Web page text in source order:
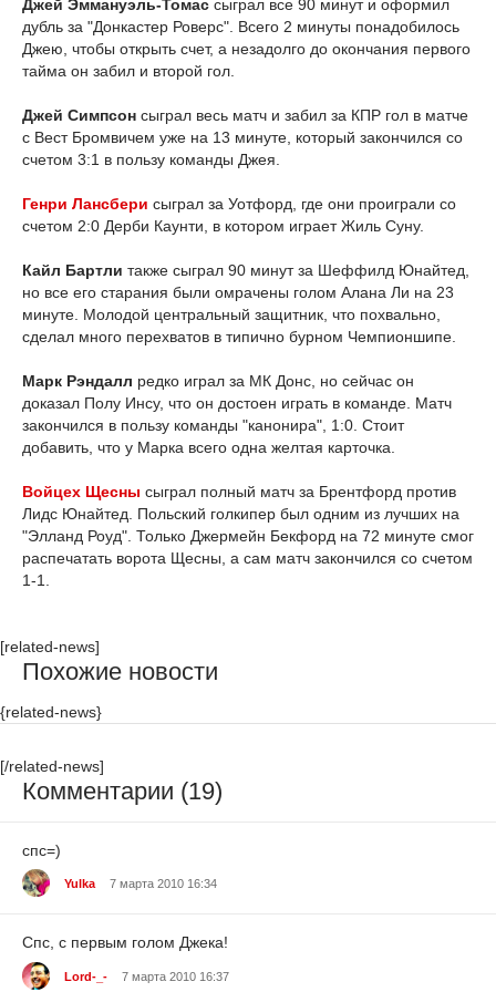
Джей Эммануэль-Томас сыграл все 90 минут и оформил
дубль за "Донкастер Роверс". Всего 2 минуты понадобилось
Джею, чтобы открыть счет, а незадолго до окончания первого
тайма он забил и второй гол.
Джей Симпсон сыграл весь матч и забил за КПР гол в матче
с Вест Бромвичем уже на 13 минуте, который закончился со
счетом 3:1 в пользу команды Джея.
Генри Лансбери сыграл за Уотфорд, где они проиграли со
счетом 2:0 Дерби Каунти, в котором играет Жиль Суну.
Кайл Бартли также сыграл 90 минут за Шеффилд Юнайтед,
но все его старания были омрачены голом Алана Ли на 23
минуте. Молодой центральный защитник, что похвально,
сделал много перехватов в типично бурном Чемпионшипе.
Марк Рэндалл редко играл за МК Донс, но сейчас он
доказал Полу Инсу, что он достоен играть в команде. Матч
закончился в пользу команды "канонира", 1:0. Стоит
добавить, что у Марка всего одна желтая карточка.
Войцех Щесны сыграл полный матч за Брентфорд против
Лидс Юнайтед. Польский голкипер был одним из лучших на
"Элланд Роуд". Только Джермейн Бекфорд на 72 минуте смог
распечатать ворота Щесны, а сам матч закончился со счетом
1-1.
[related-news]
Похожие новости
{related-news}
[/related-news]
Комментарии (19)
спс=)
Yulka 7 марта 2010 16:34
Спс, с первым голом Джека!
Lord-_- 7 марта 2010 16:37